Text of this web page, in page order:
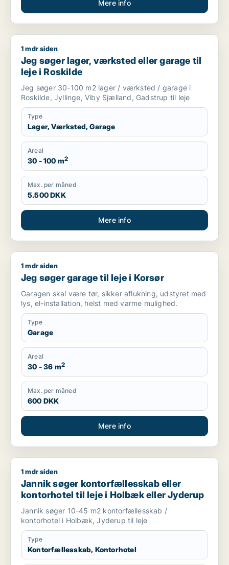
Mere info
Jeg søger lager, værksted eller garage til leje i Roskilde
1 mdr siden
Jeg søger lager, værksted eller garage til
leje i Roskilde
Jeg søger 30-100 m2 lager / værksted / garage i
Roskilde, Jyllinge, Viby Sjælland, Gadstrup til leje
Type
Lager, Værksted, Garage
Areal
30 - 100 m2
Max. per måned
5.500 DKK
Mere info
Jeg søger garage til leje i Korsør
1 mdr siden
Jeg søger garage til leje i Korsør
Garagen skal være tør, sikker aflukning, udstyret med
lys, el-installation, helst med varme mulighed.
Type
Garage
Areal
30 - 36 m2
Max. per måned
600 DKK
Mere info
Jannik søger kontorfællesskab eller kontorhotel til leje i
1 mdr siden
Jannik søger kontorfællesskab eller
kontorhotel til leje i Holbæk eller Jyderup
Jannik søger 10-45 m2 kontorfællesskab /
kontorhotel i Holbæk, Jyderup til leje
Type
Kontorfællesskab, Kontorhotel